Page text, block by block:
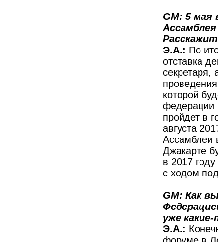
GM: 5 мая
Э.А.: По
отставка
секретаря,
которой
федерации
пройдет в
августа
Ассамблеи
Джакарте
в 2017
с ходом
GM: Как
уже
Э.А.: